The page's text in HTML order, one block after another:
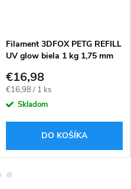
Filament 3DFOX PETG REFILL
UV glow biela 1 kg 1,75 mm
€16,98
Jednotková
cena:
€16,98 / 1 ks
Skladom
DO KOŠÍKA